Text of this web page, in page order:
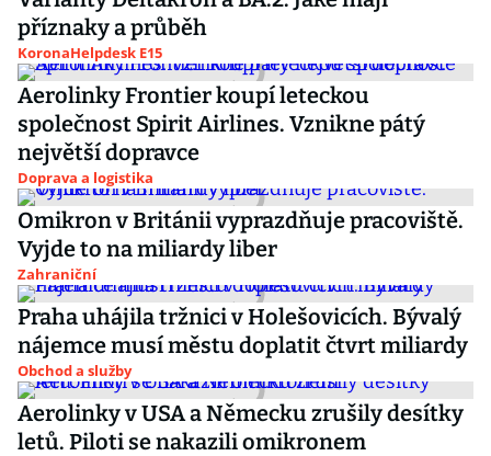
příznaky a průběh
KoronaHelpdesk E15
Aerolinky Frontier koupí leteckou
společnost Spirit Airlines. Vznikne pátý
největší dopravce
Doprava a logistika
Omikron v Británii vyprazdňuje pracoviště.
Vyjde to na miliardy liber
Zahraniční
Praha uhájila tržnici v Holešovicích. Bývalý
nájemce musí městu doplatit čtvrt miliardy
Obchod a služby
Aerolinky v USA a Německu zrušily desítky
letů. Piloti se nakazili omikronem